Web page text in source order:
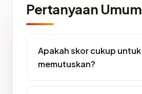
Pertanyaan Umum
Apakah skor cukup untuk
memutuskan?